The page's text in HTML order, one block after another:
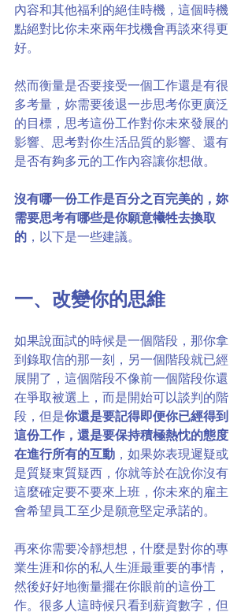
內容和其他福利的絕佳時機，這個時機
點絕對比你未來兩年找機會再談來得更
好。
然而衡量是否要接受一個工作還是有很
多考量，妳需要後退一步思考你更廣泛
的目標，思考這份工作對你未來發展的
影響、思考對你生活品質的影響、還有
是否有夠多元的工作內容讓你想做。
沒有哪一份工作是百分之百完美的，妳
需要思考有哪些是你願意犧牲去換取
的 ，以下是一些建議。
一、改變你的思維
如果說面試的時候是一個階段，那你拿
到錄取信的那一刻，另一個階段就已經
展開了，這個階段不像前一個階段你還
在爭取被選上，而是開始可以談判的階
段，但是你還是要記得即便你已經得到
這份工作，還是要保持積極熱忱的態度
在進行所有的互動 ，如果妳表現遲疑或
是質疑東質疑西，你就等於在說你沒有
這麼確定要不要來上班，你未來的雇主
會希望員工至少是願意堅定承諾的。
再來你需要冷靜想想，什麼是對你的專
業生涯和你的私人生涯最重要的事情，
然後好好地衡量擺在你眼前的這份工
作。很多人這時候只看到薪資數字，但